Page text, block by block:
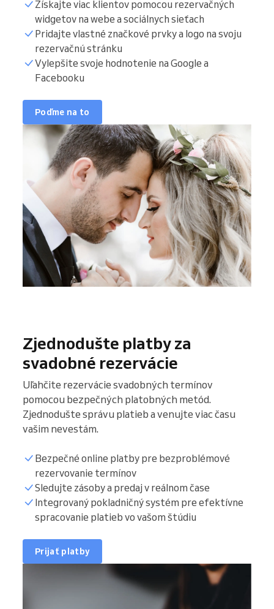
Získajte viac klientov pomocou rezervačných
widgetov na webe a sociálnych sieťach
Pridajte vlastné značkové prvky a logo na svoju
rezervačnú stránku
Vylepšite svoje hodnotenie na Google a
Facebooku
Poďme na to
Zjednodušte platby za
svadobné rezervácie
Uľahčite rezervácie svadobných termínov
pomocou bezpečných platobných metód.
Zjednodušte správu platieb a venujte viac času
vašim nevestám.
Bezpečné online platby pre bezproblémové
rezervovanie termínov
Sledujte zásoby a predaj v reálnom čase
Integrovaný pokladničný systém pre efektívne
spracovanie platieb vo vašom štúdiu
Prijať platby